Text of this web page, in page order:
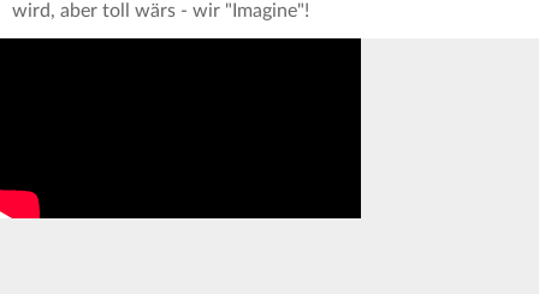
wird, aber toll wärs - wir "Imagine"!